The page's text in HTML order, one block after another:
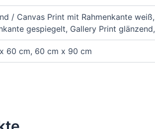
/ Canvas Print mit Rahmenkante
gespiegelt, Gallery Print
60 cm, 60 cm x 90 cm